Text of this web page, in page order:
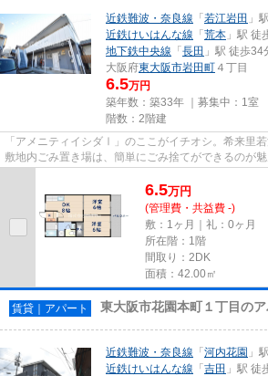
近鉄難波・奈良線 「若江岩田 」
近鉄けいはんな線 「荒本 」駅 徒
地下鉄中央線 「長田 」駅 徒歩34
大阪府東大阪市岩田町 ４丁目
6.5万円
築年数：築33年 ｜募集中： 1室
階数：2階建
「アメニティイシダⅠ」のここがイチオシ。希来里
敷地内ごみ置き場は、簡単にごみ捨てができるのが魅
パートです。できるだけ早めに...
6.5万円
(管理費・共益費 -)
敷：1ヶ月｜礼：0ヶ月
所在階：1階
間取り：2DK
面積：42.00㎡
賃貸｜アパート 東大阪市花園本町１丁目のア
近鉄難波・奈良線 「河内花園 」
近鉄けいはんな線 「吉田 」駅 徒